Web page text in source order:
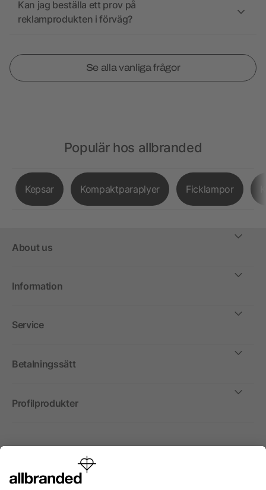
Kan jag beställa ett prov på
reklamprodukten i förväg?
Se alla vanliga frågor
Populär hos allbranded
Kepsar Kompaktparaplyer Ficklampor
About us
Information
Service
Betalningssätt
Profilprodukter
Internationellt